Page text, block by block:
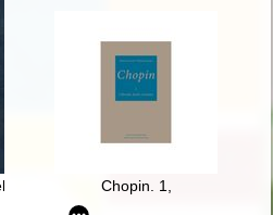
południowej
Chopin. 1,